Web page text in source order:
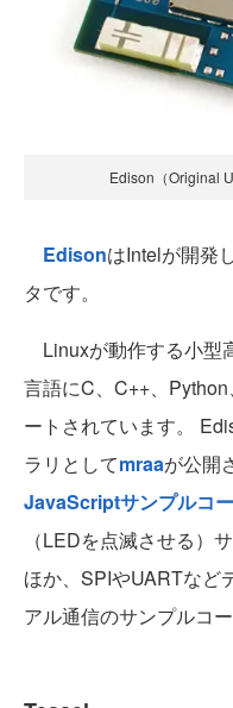
Edison（Original
EdisonはIntelが開発
タです。
Linuxが動作する小型
言語にC、C++、
ートされています。
ラリとしてmraaが公開
JavaScriptサンプルコ
（LEDを点滅させる）
ほか、SPIやUARTなど
アル通信のサンプルコ